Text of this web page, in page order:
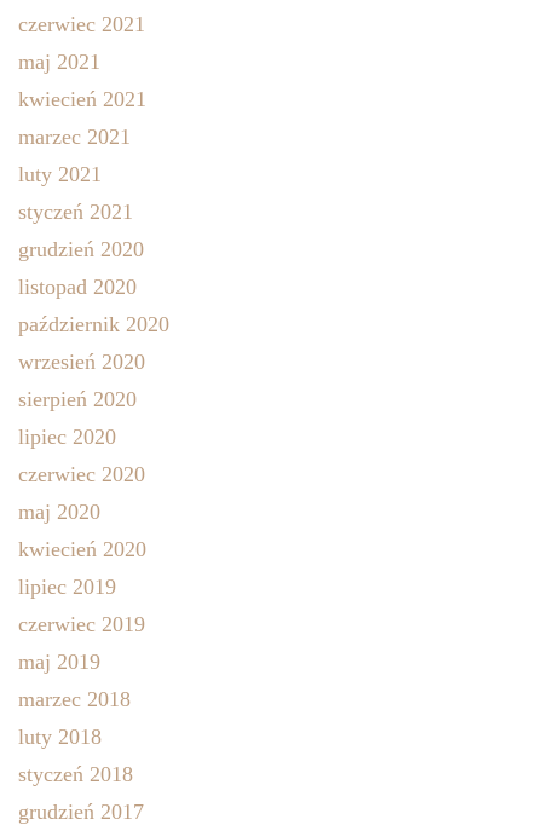
czerwiec 2021
maj 2021
kwiecień 2021
marzec 2021
luty 2021
styczeń 2021
grudzień 2020
listopad 2020
październik 2020
wrzesień 2020
sierpień 2020
lipiec 2020
czerwiec 2020
maj 2020
kwiecień 2020
lipiec 2019
czerwiec 2019
maj 2019
marzec 2018
luty 2018
styczeń 2018
grudzień 2017